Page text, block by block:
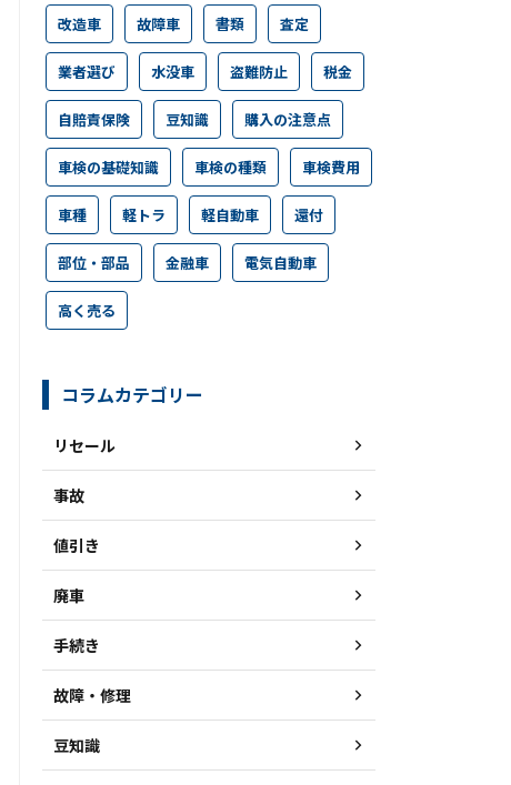
改造車 故障車 書類 査定
業者選び 水没車 盗難防止 税金
自賠責保険 豆知識 購入の注意点
車検の基礎知識 車検の種類 車検費用
車種 軽トラ 軽自動車 還付
部位・部品 金融車 電気自動車
高く売る
コラムカテゴリー
リセール
事故
値引き
廃車
手続き
故障・修理
豆知識